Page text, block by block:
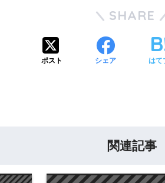
SHARE
ポスト シェア はて
関連記事